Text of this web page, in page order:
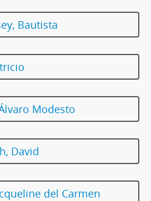
Bautista
Modesto
David
del Carmen